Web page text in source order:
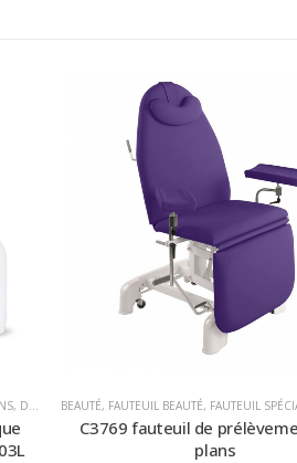
CONSOMMABLE, HYGIÈNE CONSOMMABLE,
, DÉSINFECTANT POUR LES MAINS ,DÉSINFECTANT
BEAUTÉ, FAUTEUIL BEAUTÉ, FAUTEUIL
C3769 fauteuil de
plans